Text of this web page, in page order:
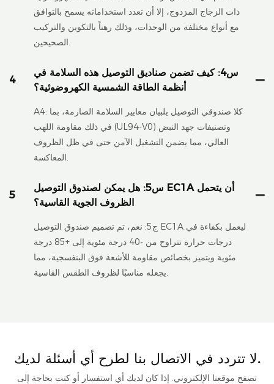
ذات الزجاج المزدوج، إلا أن تعدد استخداماته يسمح بالتوافق
مع أنواع مختلفة من الوحدات، وذلك رهناً بالتكوين والتركيب
4
س4: كيف تضمن صناديق التوصيل هذه السلامة في
أنظمة الطاقة الشمسية الكهروضوئية؟
A4: كلا صندوقي التوصيل يلبيان معايير السلامة الصارمة، بما
في ذلك مقاومة اللهب (UL94-V0) وتصنيفات جهد النبض
العالي، مما يضمن التشغيل الآمن حتى في ظل الظروف
5
س5: هل يمكن لصندوق التوصيل EC1A أن يتحمل
الظروف الجوية القاسية؟
ج5: نعم، تم تصميم صندوق التوصيل EC1A ليعمل بكفاءة في
درجات حرارة تتراوح من -40 درجة مئوية إلى +85 درجة
مئوية ويتميز بخصائص مقاومة للأشعة فوق البنفسجية، مما
لا تتردد في الاتصال بنا لطرح أي أسئلة لديك.
تصفح موقعنا الإلكتروني. إذا كان لديك أي استفسار أو كنت بحاجة إلى